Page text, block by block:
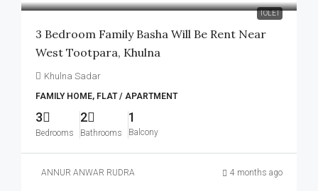
TOLET
3 Bedroom Family Basha Will Be Rent Near
West Tootpara, Khulna
Khulna Sadar
FAMILY HOME, FLAT / APARTMENT
3
Bedrooms
2
Bathrooms
1
Balcony
ANNUR ANWAR RUDRA 4 months ago